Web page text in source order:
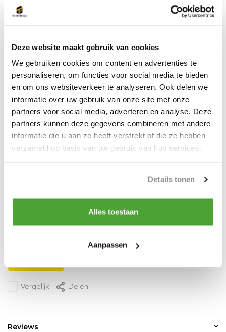
Deze website maakt gebruik van cookies
We gebruiken cookies om content en advertenties te
personaliseren, om functies voor social media te bieden
en om ons websiteverkeer te analyseren. Ook delen we
informatie over uw gebruik van onze site met onze
partners voor social media, adverteren en analyse. Deze
partners kunnen deze gegevens combineren met andere
informatie die u aan ze heeft verstrekt of die ze hebben
verzameld op basis van uw gebruik van hun services.
Details tonen
Alles toestaan
Aanpassen
FHX/FHSX hijsklemmen moeten in paren worden gebruikt
Krachtige heavy duty gelaste behuizing
FHSX-typen worden geleverd met een grotere bek-
opening
Hijsklemmen worden uitsluitend verkocht als SET
Vergelijk Delen
Reviews